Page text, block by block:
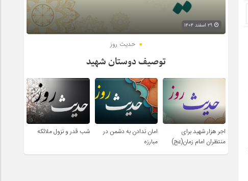
حدیث روز
توصیف دوستان شهید
اجر هزار شهید برای
منتظران امام زمان(عج)
امان ندادن به دشمن در
مبارزه
شب قدر و نزول ملائکه